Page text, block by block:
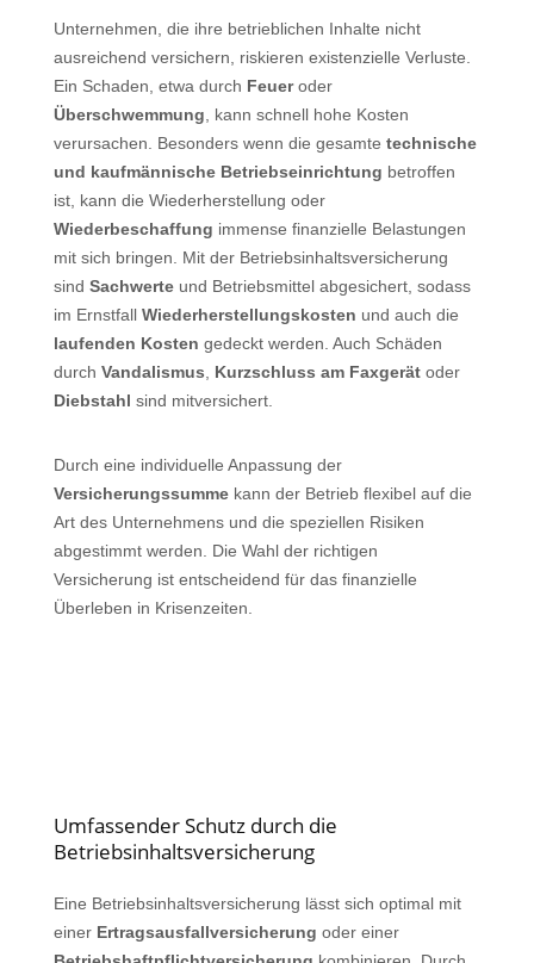
Unternehmen, die ihre betrieblichen Inhalte nicht
ausreichend versichern, riskieren existenzielle Verluste.
Ein Schaden, etwa durch Feueroder
Überschwemmung , kann schnell hohe Kosten
verursachen. Besonders wenn die gesamte technische
und kaufmännische Betriebseinrichtung betroffen
ist, kann die Wiederherstellung oder
Wiederbeschaffung immense finanzielle Belastungen
mit sich bringen. Mit der Betriebsinhaltsversicherung
sind Sachwerteund Betriebsmittel abgesichert, sodass
im Ernstfall Wiederherstellungskosten und auch die
laufenden Kosten gedeckt werden. Auch Schäden
durch Vandalismus Kurzschluss am Faxgerätoder
Diebstahl sind mitversichert.
Durch eine individuelle Anpassung der
Versicherungssummekann der Betrieb flexibel auf die
Art des Unternehmens und die speziellen Risiken
abgestimmt werden. Die Wahl der richtigen
Versicherung ist entscheidend für das finanzielle
Überleben in Krisenzeiten.
Umfassender Schutz durch die
Betriebsinhaltsversicherung
Eine Betriebsinhaltsversicherung lässt sich optimal mit
einer Ertragsausfallversicherung oder einer